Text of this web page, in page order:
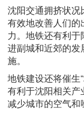
沈阳交通拥挤状
有效地改善人们
力。地铁还有利
进副城和近郊的
施。
地铁建设还将催生
有利于沈阳相关
减少城市的空气和